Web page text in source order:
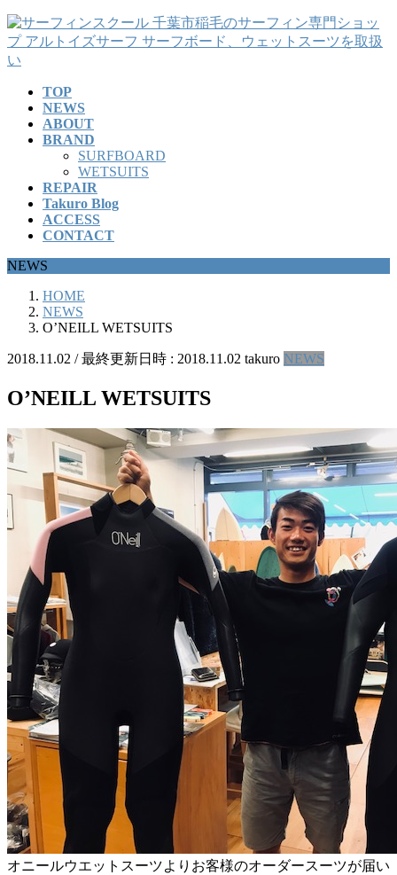
コ
ン
テ
ナ
ビ
ゲ
TOP
NEWS
ABOUT
BRAND
SURFBOARD
WETSUITS
REPAIR
Takuro Blog
ACCESS
CONTACT
NEWS
HOME
NEWS
O’NEILL WETSUITS
2018.11.02 / 最終更新日時 : 2018.11.02 takuro NEWS
O’NEILL WETSUITS
オニールウエットスーツよりお客様のオーダースーツが届い